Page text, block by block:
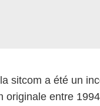
sitcom a été un
originale entre